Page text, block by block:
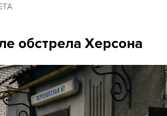
обстрела Херсона